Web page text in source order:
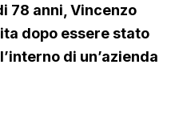
78 anni, Vincenzo
dopo essere stato
di un’azienda